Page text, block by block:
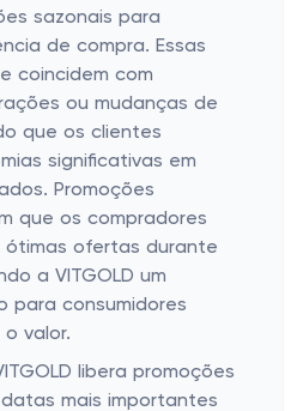
sazonais para
de compra. Essas
coincidem com
ou mudanças de
que os clientes
significativas em
Promoções
que os compradores
ótimas ofertas durante
a VITGOLD um
para consumidores
valor.
libera promoções
mais importantes